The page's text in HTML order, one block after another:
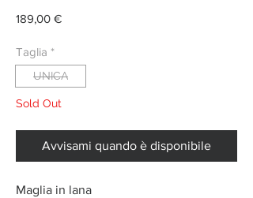
189,00 €Prezzo
Taglia *
UNICA
Sold Out
Avvisami quando è disponibile
Maglia in lana